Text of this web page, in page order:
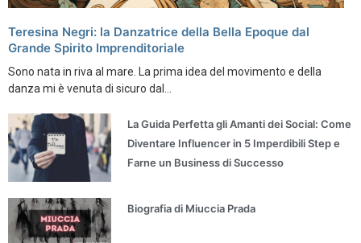
Teresina Negri: la Danzatrice della Bella Epoque dal
Grande Spirito Imprenditoriale
Sono nata in riva al mare. La prima idea del movimento e della
danza mi è venuta di sicuro dal...
La Guida Perfetta gli Amanti dei Social: Come
Diventare Influencer in 5 Imperdibili Step e
Farne un Business di Successo
Biografia di Miuccia Prada